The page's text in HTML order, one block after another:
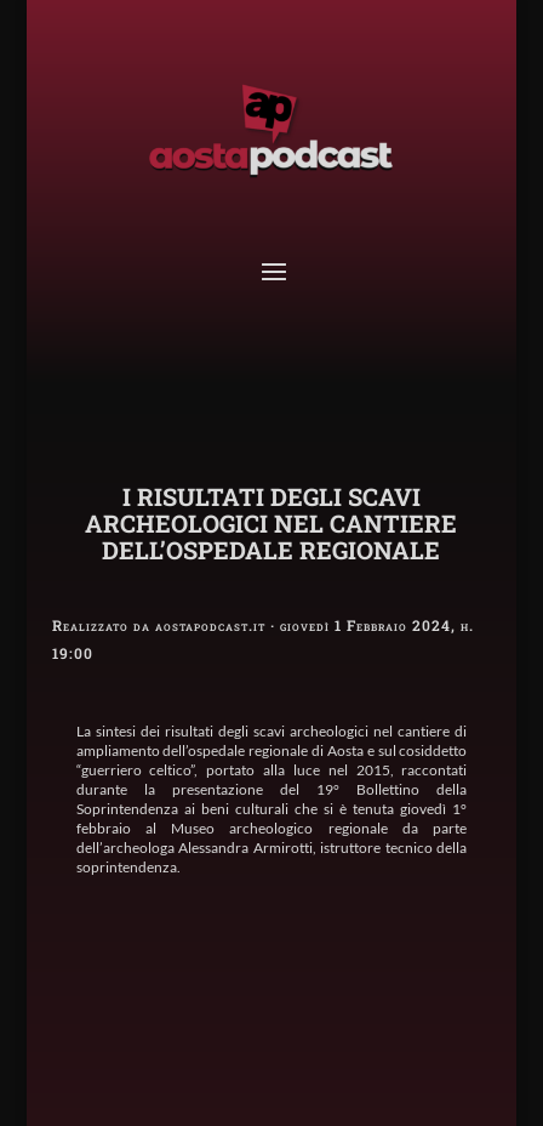
I RISULTATI DEGLI SCAVI
ARCHEOLOGICI NEL CANTIERE
DELL’OSPEDALE REGIONALE
Realizzato da aostapodcast.it · giovedì 1 Febbraio 2024, h.
19:00
La sintesi dei risultati degli scavi archeologici nel cantiere di
ampliamento dell’ospedale regionale di Aosta e sul cosiddetto
“guerriero celtico”, portato alla luce nel 2015, raccontati
durante la presentazione del 19° Bollettino della
Soprintendenza ai beni culturali che si è tenuta giovedì 1°
febbraio al Museo archeologico regionale da parte
dell’archeologa Alessandra Armirotti, istruttore tecnico della
soprintendenza.